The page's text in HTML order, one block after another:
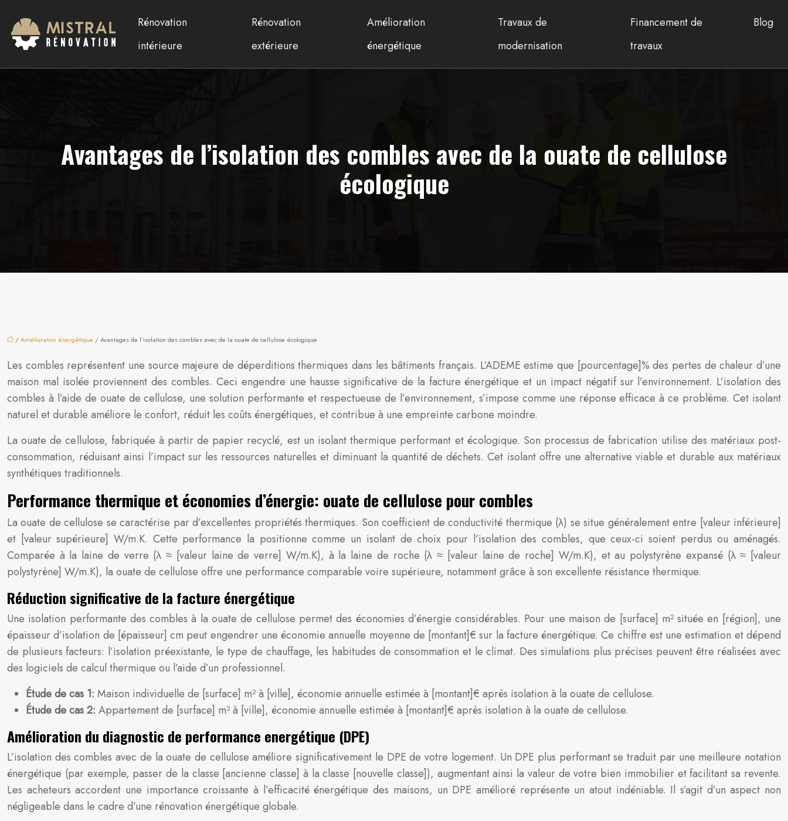
Rénovation
intérieure
Rénovation
extérieure
Amélioration
énergétique
Travaux de
modernisation
Financement de
travaux
Blog
Avantages de l’isolation des combles avec de la ouate de cellulose
écologique
/Amélioration énergétique / Avantages de l’isolation des combles avec de la ouate de cellulose écologique
Les combles représentent une source majeure de déperditions thermiques dans les bâtiments français. L’ADEME estime que [pourcentage]% des pertes de chaleur d’une
maison mal isolée proviennent des combles. Ceci engendre une hausse significative de la facture énergétique et un impact négatif sur l’environnement. L’isolation des
combles à l’aide de ouate de cellulose, une solution performante et respectueuse de l’environnement, s’impose comme une réponse efficace à ce problème. Cet isolant
naturel et durable améliore le confort, réduit les coûts énergétiques, et contribue à une empreinte carbone moindre.
La ouate de cellulose, fabriquée à partir de papier recyclé, est un isolant thermique performant et écologique. Son processus de fabrication utilise des matériaux post-
consommation, réduisant ainsi l’impact sur les ressources naturelles et diminuant la quantité de déchets. Cet isolant offre une alternative viable et durable aux matériaux
synthétiques traditionnels.
Performance thermique et économies d’énergie: ouate de cellulose pour combles
La ouate de cellulose se caractérise par d’excellentes propriétés thermiques. Son coefficient de conductivité thermique (λ) se situe généralement entre [valeur inférieure]
et [valeur supérieure] W/m.K. Cette performance la positionne comme un isolant de choix pour l’isolation des combles, que ceux-ci soient perdus ou aménagés.
Comparée à la laine de verre (λ ≈ [valeur laine de verre] W/m.K), à la laine de roche (λ ≈ [valeur laine de roche] W/m.K), et au polystyrène expansé (λ ≈ [valeur
polystyrène] W/m.K), la ouate de cellulose offre une performance comparable voire supérieure, notamment grâce à son excellente résistance thermique.
Réduction significative de la facture énergétique
Une isolation performante des combles à la ouate de cellulose permet des économies d’énergie considérables. Pour une maison de [surface] m² située en [région], une
épaisseur d’isolation de [épaisseur] cm peut engendrer une économie annuelle moyenne de [montant]€ sur la facture énergétique. Ce chiffre est une estimation et dépend
de plusieurs facteurs: l’isolation préexistante, le type de chauffage, les habitudes de consommation et le climat. Des simulations plus précises peuvent être réalisées avec
des logiciels de calcul thermique ou l’aide d’un professionnel.
Étude de cas 1: Maison individuelle de [surface] m² à [ville], économie annuelle estimée à [montant]€ après isolation à la ouate de cellulose.
Étude de cas 2: Appartement de [surface] m² à [ville], économie annuelle estimée à [montant]€ après isolation à la ouate de cellulose.
Amélioration du diagnostic de performance energétique (DPE)
L’isolation des combles avec de la ouate de cellulose améliore significativement le DPE de votre logement. Un DPE plus performant se traduit par une meilleure notation
énergétique (par exemple, passer de la classe [ancienne classe] à la classe [nouvelle classe]), augmentant ainsi la valeur de votre bien immobilier et facilitant sa revente.
Les acheteurs accordent une importance croissante à l’efficacité énergétique des maisons, un DPE amélioré représente un atout indéniable. Il s’agit d’un aspect non
négligeable dans le cadre d’une rénovation énergétique globale.